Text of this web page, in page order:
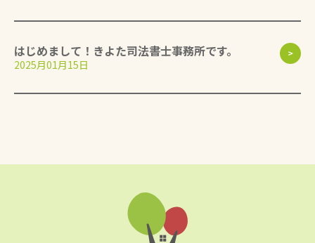
はじめまして！きよた司法書士事務所です。
2025月01月15日